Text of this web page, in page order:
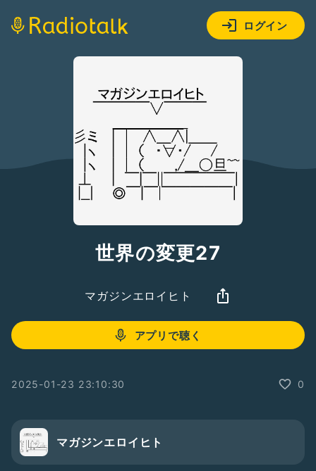
ログイン
世界の変更27
マガジンエロイヒト
アプリで聴く
2025-01-23 23:10:30 0
マガジンエロイヒト